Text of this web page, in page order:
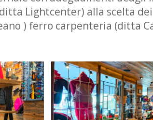
Lightcenter) alla scelta
) ferro carpenteria (ditta